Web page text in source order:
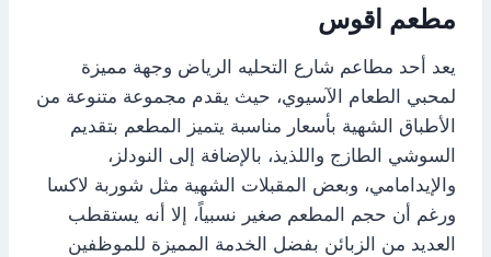
مطعم اقوس
يعد أحد مطاعم شارع التحليه الرياض وجهة مميزة
لمحبي الطعام الآسيوي، حيث يقدم مجموعة متنوعة من
الأطباق الشهية بأسعار مناسبة يتميز المطعم بتقديم
السوشي الطازج واللذيذ، بالإضافة إلى النودلز،
والإيدامامي، وبعض المقبلات الشهية مثل شوربة لاكسا
ورغم أن حجم المطعم صغير نسبياً، إلا أنه يستقطب
العديد من الزبائن بفضل الخدمة المميزة للموظفين